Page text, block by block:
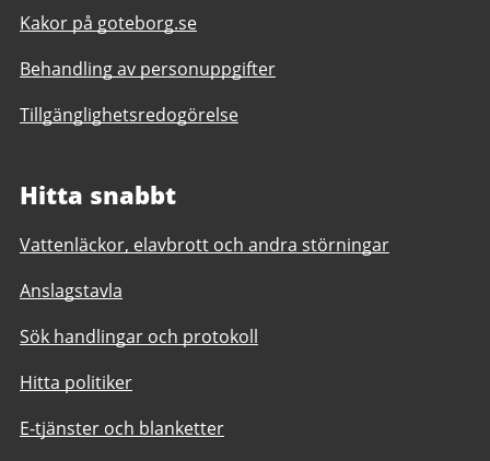
Kakor på goteborg.se
Behandling av personuppgifter
Tillgänglighetsredogörelse
Hitta snabbt
Vattenläckor, elavbrott och andra störningar
Anslagstavla
Sök handlingar och protokoll
Hitta politiker
E-tjänster och blanketter